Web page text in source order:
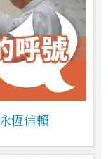
恆信賴